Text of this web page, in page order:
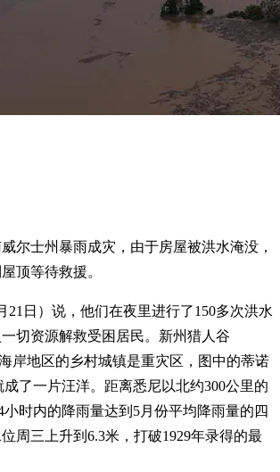
尔士州暴雨成灾，由于房屋被洪水淹没，
顶等待救援。
21日）说，他们在夜里进行了150多次洪水
切资源解救受困居民。新州猎人谷
海岸地区的乡村城镇是重灾区，图中的蒂诺
成了一片汪洋。距离悉尼以北约300公里的
小时内的降雨量达到5月份平均降雨量的四
周三上升到6.3米，打破1929年录得的最